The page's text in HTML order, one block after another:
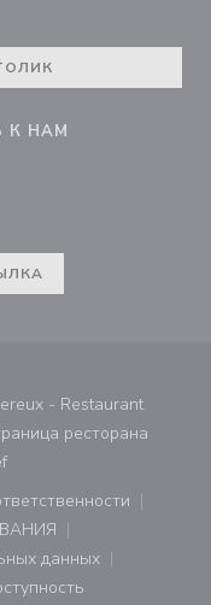
К НАМ
в новом
((открывается в
- Restaurant
ресторана
((открывается в новом
в новом окне))
в новом окне))
данных
в новом окне))
в новом окне))
((открывается в